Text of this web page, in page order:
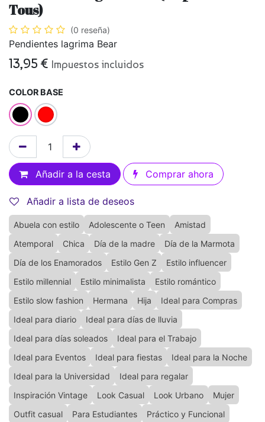
Tous)
(0 reseña)
Pendientes lagrima Bear
13,95 € Impuestos incluidos
COLOR BASE
Añadir a la cesta Comprar ahora
Añadir a lista de deseos
Abuela con estilo Adolescente o Teen
Amistad
Atemporal
Chica Día de la madre
Día de la Marmota
Día de los Enamorados
Estilo Gen Z
Estilo influencer
Estilo millennial
Estilo minimalista
Estilo romántico
Estilo slow fashion
Hermana Hija
Ideal para Compras
Ideal para diario
Ideal para días de lluvia
Ideal para días soleados
Ideal para el Trabajo
Ideal para Eventos
Ideal para fiestas
Ideal para la Noche
Ideal para la Universidad
Ideal para regalar
Inspiración Vintage
Look Casual Look Urbano
Mujer
Outfit casual
Para Estudiantes
Práctico y Funcional